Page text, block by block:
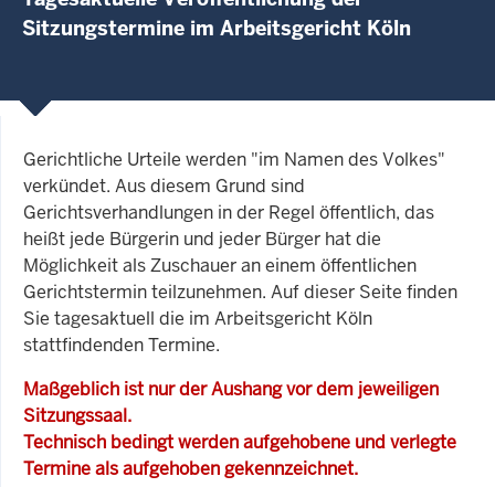
Sitzungstermine im Arbeitsgericht Köln
Gerichtliche Urteile werden "im Namen des Volkes"
verkündet. Aus diesem Grund sind
Gerichtsverhandlungen in der Regel öffentlich, das
heißt jede Bürgerin und jeder Bürger hat die
Möglichkeit als Zuschauer an einem öffentlichen
Gerichtstermin teilzunehmen. Auf dieser Seite finden
Sie tagesaktuell die im Arbeitsgericht Köln
stattfindenden Termine.
Maßgeblich ist nur der Aushang vor dem jeweiligen
Sitzungssaal.
Technisch bedingt werden aufgehobene und verlegte
Termine als aufgehoben gekennzeichnet.